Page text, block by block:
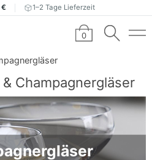
1–2 Tage Lieferzeit
0
Champagnergläser